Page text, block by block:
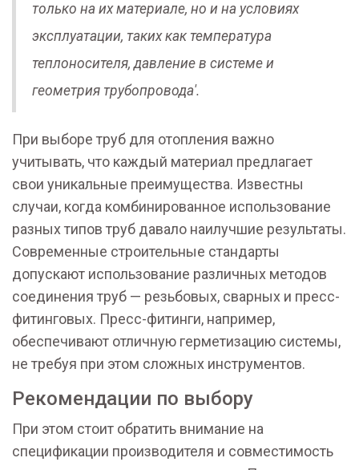
только на их материале, но и на условиях
эксплуатации, таких как температура
теплоносителя, давление в системе и
геометрия трубопровода'.
При выборе труб для отопления важно
учитывать, что каждый материал предлагает
свои уникальные преимущества. Известны
случаи, когда комбинированное использование
разных типов труб давало наилучшие результаты.
Современные строительные стандарты
допускают использование различных методов
соединения труб — резьбовых, сварных и пресс-
фитинговых. Пресс-фитинги, например,
обеспечивают отличную герметизацию системы,
не требуя при этом сложных инструментов.
Рекомендации по выбору
При этом стоит обратить внимание на
спецификации производителя и совместимость